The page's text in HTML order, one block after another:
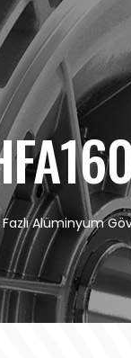
Fazlı Alüminyum